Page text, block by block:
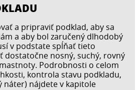
a pripraviť podklad, aby sa
a aby bol zaručený dlhodobý
v podstate spĺňať tieto
dostatočne nosný, suchý, rovný
Podrobnosti o celom
kontrola stavu podkladu,
náter) nájdete v kapitole